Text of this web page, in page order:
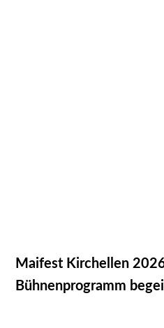
Maifest Kirchellen
Bühnenprogramm